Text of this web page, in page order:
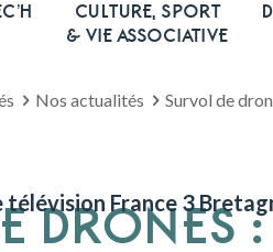
CULTURE, SPORT
& VIE ASSOCIATIVE
Nos actualités Survol de
DRONES
France 3